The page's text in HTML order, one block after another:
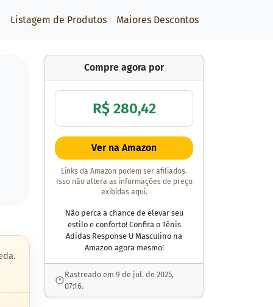
Listagem de Produtos Maiores Descontos
Compre agora por
R$ 280,42
Ver na Amazon
Links da Amazon podem ser afiliados.
Isso não altera as informações de preço
exibidas aqui.
Não perca a chance de elevar seu
estilo e conforto! Confira o Tênis
Adidas Response U Masculino na
Amazon agora mesmo!
Rastreado em 9 de jul. de 2025,
07:16.